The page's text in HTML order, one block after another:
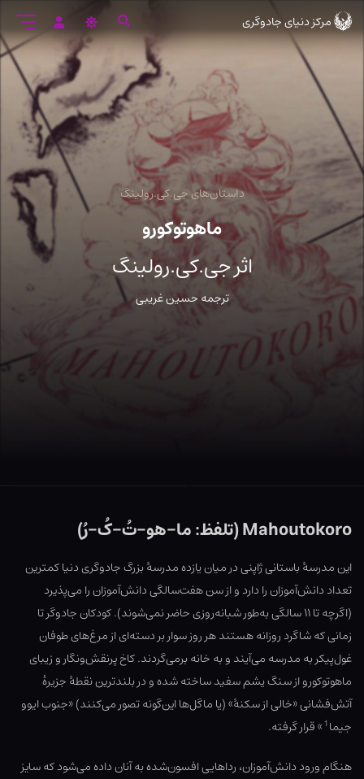
ورود
به
مرکز دنیای جادوگری
داستان‌های جی.کی.رولینگ
ماهوتوکورو
اثر جی.کی.رولینگ
ترجمه حسین غریبی
Mahoutokoro (تلفظ: ما-هو-تُ-کُ-رُ)
این مدرسهٔ باستانی ژاپنی در میان یازده مدرسهٔ بزرگ جادوگری دنیا کمترین
تعداد دانش‌آموزان را دارد و از سن هفت‌سالگی دانش‌آموزان را می‌پذیرد
(اگرچه تا ۱۱ سالگی به‌طور شبانه‌روزی حاضر نمی‌شوند). کودکان جادوگر تا
زمانی که شاگرد روزانه هستند هر روز سوار بر دسته‌ای از مرغ‌های طوفان
غول‌پیکر به مدرسه می‌آیند و به خانه برمی‌گردند. کاخ پرنقش‌ونگار و زیبای
ماهوتوکورو از سنگ یشم سفید ساخته شده و در بلندترین نقطهٔ جزیرهٔ
آتش‌فشانی «خالی از سکنهٔ» (یا ماگل‌ها این‌گونه تصور می‌کنند) «جنوب ایوو
جیما 1» قرار گرفته.
هنگام ورود دانش‌آموزان، رداهایی افسون‌شده به آنان داده می‌شود که سایز